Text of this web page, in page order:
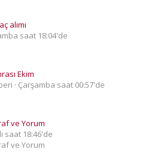
alımı
saat 18:04'de
Ekim
Çarşamba saat 00:57'de
ve Yorum
saat 18:46'de
ve Yorum